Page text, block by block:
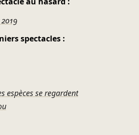
spectacles :
espèces se regardent